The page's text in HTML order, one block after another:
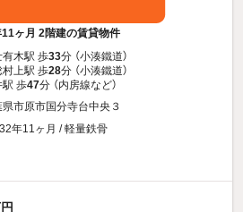
ヶ月 2階建の賃貸物件
有木駅 歩33分 （小湊鐵道）
村上駅 歩28分 （小湊鐵道）
駅 歩47分 （内房線など）
県市原市国分寺台中央３
年11ヶ月 / 軽量鉄骨